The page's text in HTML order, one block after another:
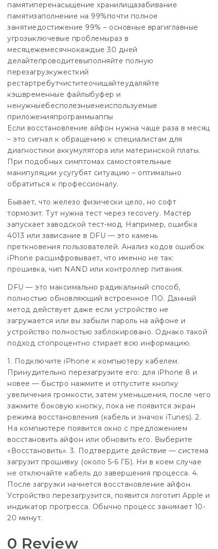
памятиперенасыщение хранилищазабивание
памятизаполнение на 99%почти полное
занятиедостижение 99% – основные врагиглавные
угрозыключевые проблемыраз в
месяцежемесячнокаждые 30 дней
делайтепроводитевыполняйте полную
перезагрузкужесткий
рестартребутчиститеочищайтеудаляйте
кэшвременные файлыбуфер и
ненужныебесполезныенеиспользуемые
приложенияпрограммыаппы
Если восстановление айфон нужна чаще раза в месяц
– это сигнал к обращению к специалистам для
диагностики аккумулятора или материнской платы.
При подобных симптомах самостоятельные
манипуляции усугубят ситуацию – оптимально
обратиться к профессионалу.
Бывает, что железо физически цело, но софт
тормозит. Тут нужна тест через recovery. Мастер
запускает заводской тест-мод. Например, ошибка
4013 или зависание в DFU — это камень
преткновения пользователей. Анализ кодов ошибок
iPhone расшифровывает, что именно не так:
прошивка, чип NAND или контроллер питания.
DFU — это максимально радикальный способ,
полностью обновляющий встроенное ПО. Данный
метод действует даже если устройство не
загружается или вы забыли пароль на айфоне и
устройство полностью заблокировано. Однако такой
подход стопроцентно стирает всю информацию.
1. Подключите iPhone к компьютеру кабелем.
Принудительно перезагрузите его: для iPhone 8 и
новее — быстро нажмите и отпустите кнопку
увеличения громкости, затем уменьшения, после чего
зажмите боковую кнопку, пока не появится экран
режима восстановления (кабель и значок iTunes). 2.
На компьютере появится окно с предложением
восстановить айфон или обновить его. Выберите
«Восстановить». 3. Подтвердите действие — система
загрузит прошивку (около 5-6 ГБ). Ни в коем случае
не отключайте кабель до завершения процесса. 4.
После загрузки начнется восстановление айфон.
Устройство перезагрузится, появится логотип Apple и
индикатор прогресса. Обычно процесс занимает 10-
20 минут.
0 Review